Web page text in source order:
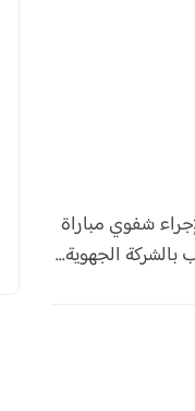
شفوي مباراة